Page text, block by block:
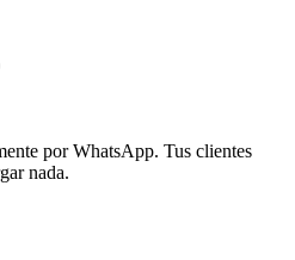
por WhatsApp. Tus clientes
nada.